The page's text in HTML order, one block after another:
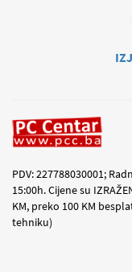
PDV: 227788030001;
15:00h. Cijene su
KM, preko 100 KM
tehniku)